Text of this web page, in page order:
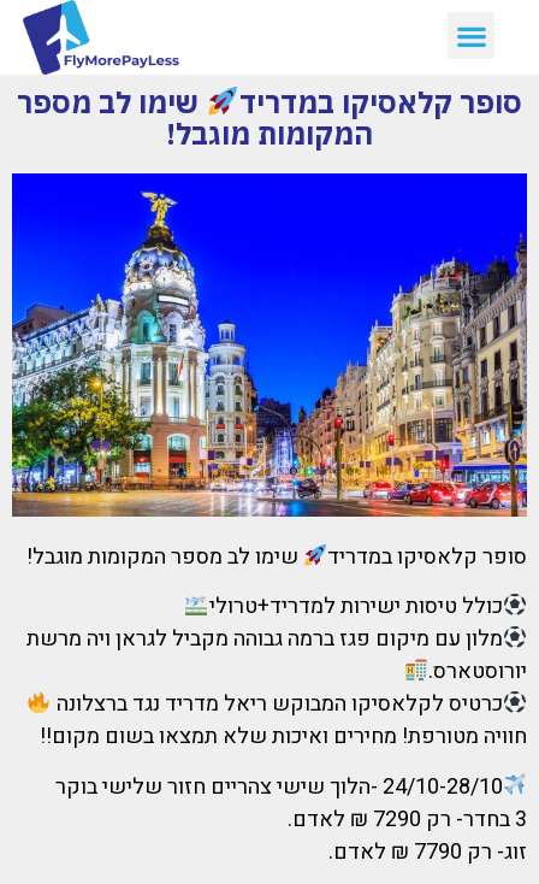
סופר קלאסיקו במדריד
שימו לב מספר
המקומות מוגבל!
סופר קלאסיקו במדריד
שימו לב מספר המקומות מוגבל!
כולל טיסות ישירות למדריד+טרולי
מלון עם מיקום פגז ברמה גבוהה מקביל לגראן ויה מרשת
יורוסטארס.
כרטיס לקלאסיקו המבוקש ריאל מדריד נגד ברצלונה
חוויה מטורפת! מחירים ואיכות שלא תמצאו בשום מקום!!
24/10-28/10 -הלוך שישי צהריים חזור שלישי בוקר
3 בחדר- רק 7290 ₪ לאדם.
זוג- רק 7790 ₪ לאדם.